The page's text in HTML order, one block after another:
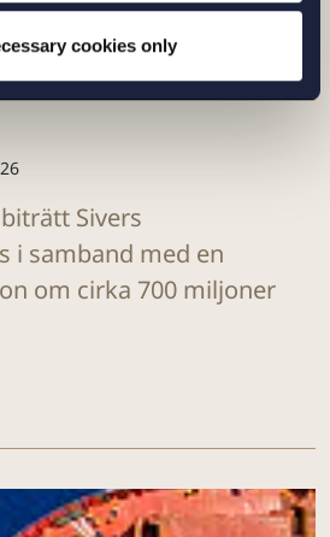
cookies only
Sivers
i samband med en
om cirka 700 miljoner